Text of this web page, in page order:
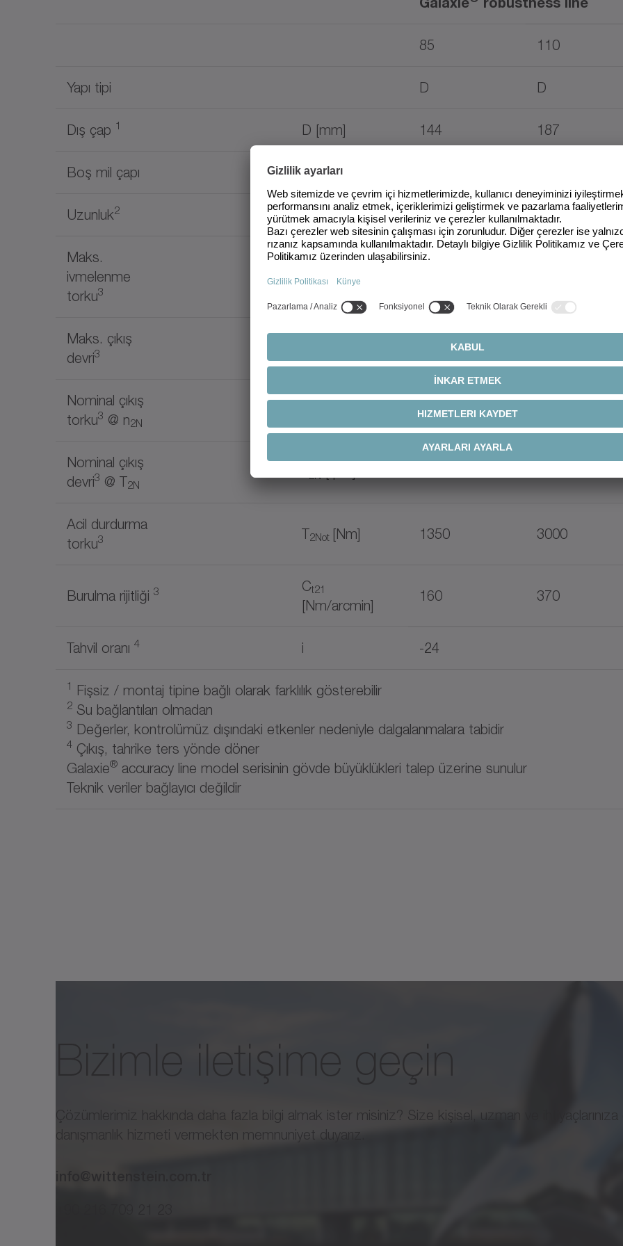
85​ 110
Yapı tipi D D
Dış çap 1 D [mm] 144 187
Boş mil çapı d [mm]
Uzunluk2 I [mm] 197 232
Maks.
ivmelenme
torku3
T2B[Nm]
Maks. çıkış
devri3
Nominal çıkış
torku3 @ n2N
190
Nominal çıkış
devri3 @ T2N
2N
Acil durdurma
torku3 T2Not [Nm] 1350 3000
Burulma rijitliği 3 Ct21
[Nm/arcmin]
160 370
Tahvil oranı 4 i -24
1 Fişsiz / montaj tipine bağlı olarak farklılık gösterebilir
2 Su bağlantıları olmadan
3 Değerler, kontrolümüz dışındaki etkenler nedeniyle dalgalanmalara tabidir
4 Çıkış, tahrike ters yönde döner
Galaxie® accuracy line model serisinin gövde büyüklükleri talep üzerine sunulur
Teknik veriler bağlayıcı değildir
Örneğin diş çekme veya freze makineleri gibi talaşlı takım ve ambalaj
Bizimle iletişime geçin
Çözümlerimiz hakkında daha fazla bilgi almak ister misiniz? Size kişisel, uzman ve ihtiyaçlarınıza
danışmanlık hizmeti vermekten memnuniyet duyarız.
info@wittenstein.com.tr